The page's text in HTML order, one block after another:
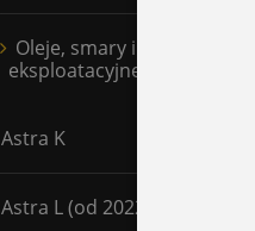
Oleje, smary i płyny
eksploatacyjne
Astra K
Astra L (od 2022)